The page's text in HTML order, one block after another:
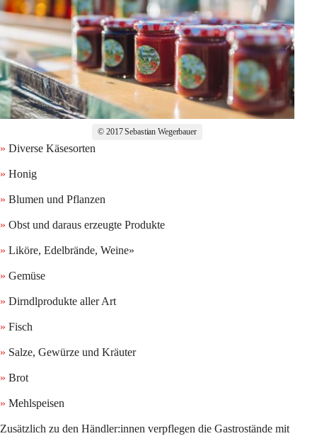
© 2017 Sebastian Wegerbauer
» Diverse Käsesorten
» Honig
» Blumen und Pflanzen
» Obst und daraus erzeugte Produkte
» Liköre, Edelbrände, Weine»
» Gemüse
» Dirndlprodukte aller Art
» Fisch
» Salze, Gewürze und Kräuter
» Brot
» Mehlspeisen
Zusätzlich zu den Händler:innen verpflegen die Gastrostände mit